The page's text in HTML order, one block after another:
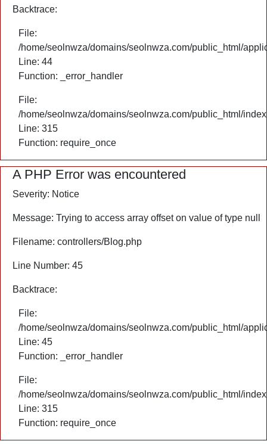
Backtrace:
File:
/home/seolnwza/domains/seolnwza.com/public_html/
Line: 44
Function: _error_handler
File:
/home/seolnwza/domains/seolnwza.com/public_html/
Line: 315
Function: require_once
A PHP Error was encountered
Severity: Notice
Message: Trying to access array offset on value of type null
Filename: controllers/Blog.php
Line Number: 45
Backtrace:
File:
/home/seolnwza/domains/seolnwza.com/public_html/
Line: 45
Function: _error_handler
File:
/home/seolnwza/domains/seolnwza.com/public_html/
Line: 315
Function: require_once